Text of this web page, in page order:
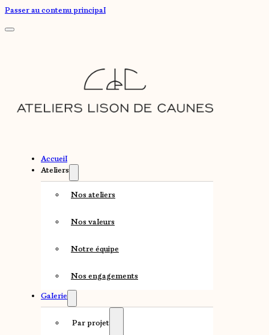
Passer au contenu principal
Accueil
Ateliers
Nos ateliers
Nos valeurs
Notre équipe
Nos engagements
Galerie
Par projet